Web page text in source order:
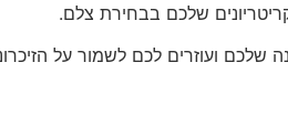
שלכם בבחירת צלם.
שלכם ועוזרים לכם לשמור על